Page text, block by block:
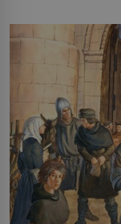
pře hned několik
Francie, kde se